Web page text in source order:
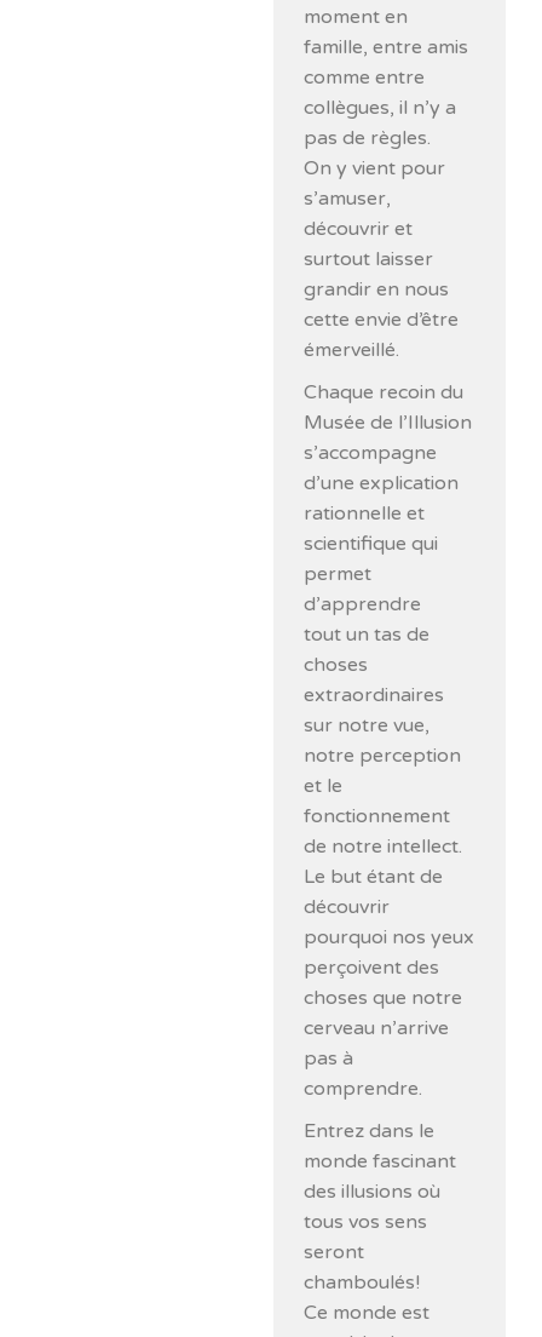
moment en
famille, entre amis
comme entre
collègues, il n’y a
pas de règles.
On y vient pour
s’amuser,
découvrir et
surtout laisser
grandir en nous
cette envie d’être
émerveillé.
Chaque recoin du
Musée de l’Illusion
s’accompagne
d’une explication
rationnelle et
scientifique qui
permet
d’apprendre
tout un tas de
choses
extraordinaires
sur notre vue,
notre perception
et le
fonctionnement
de notre intellect.
Le but étant de
découvrir
pourquoi nos yeux
perçoivent des
choses que notre
cerveau n’arrive
pas à
comprendre.
Entrez dans le
monde fascinant
des illusions où
tous vos sens
seront
chamboulés!
Ce monde est